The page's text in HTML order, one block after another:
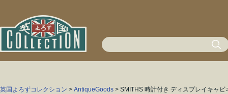
英国よろずコレクション > AntiqueGoods > SMITHS 時計付き ディスプレイキャビ